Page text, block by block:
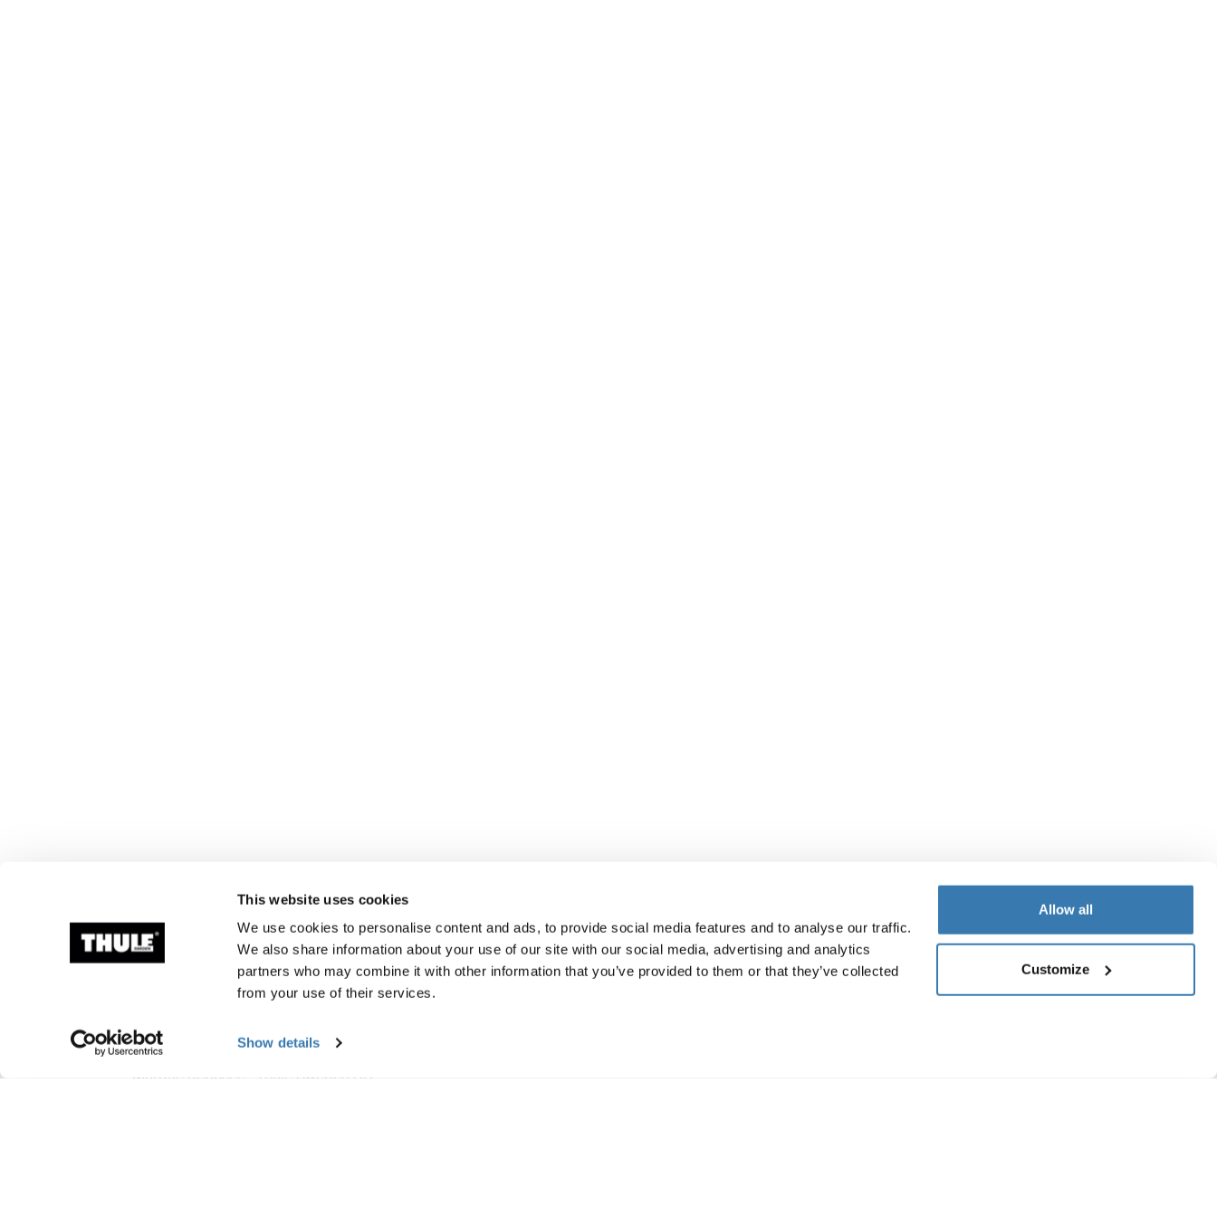
This website uses cookies
We use cookies to personalise content and ads, to provide social media features and to analyse our traffic.
We also share information about your use of our site with our social media, advertising and analytics
partners who may combine it with other information that you’ve provided to them or that they’ve collected
from your use of their services.
Show details
Allow all
Customize
Informations de fabrication
Marque déposée : Thule Sweden AB